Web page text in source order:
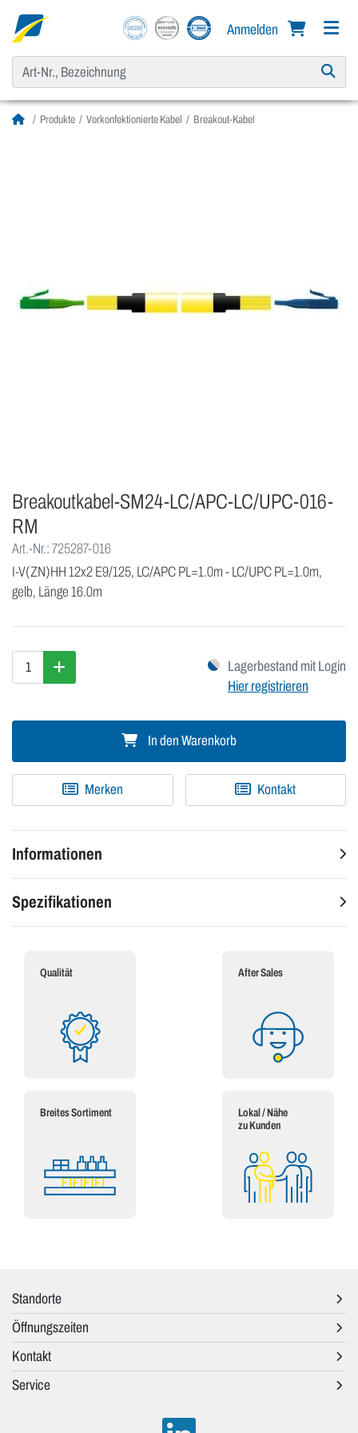
Anmelden
Produkte Vorkonfektionierte Kabel Breakout-Kabel
Breakoutkabel-SM24-LC/APC-LC/UPC-016-
RM
Art.-Nr.: 725287-016
I-V(ZN)HH 12x2 E9/125, LC/APC PL=1.0m - LC/UPC PL=1.0m,
gelb, Länge 16.0m
Lagerbestand mit Login
Hier registrieren
In den Warenkorb
Merken Kontakt
Informationen
Spezifikationen
Qualität After Sales
Breites Sortiment
Lokal / Nähe
zu Kunden
Standorte
Öffnungszeiten
Kontakt
Service